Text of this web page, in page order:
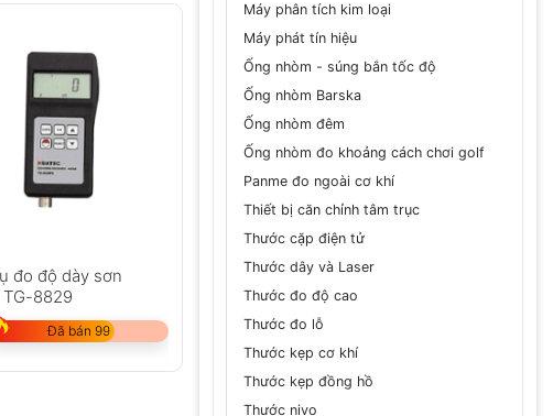
Máy phân tích kim loại
Máy phát tín hiệu
Ống nhòm - súng bắn tốc độ
Ống nhòm Barska
Ống nhòm đêm
Ống nhòm đo khoảng cách chơi golf
Panme đo ngoài cơ khí
Thiết bị căn chỉnh tâm trục
Thước cặp điện tử
Thước dây và Laser
Thước đo độ cao
Thước đo lỗ
Thước kẹp cơ khí
Thước kẹp đồng hồ
Thước nivo
đo độ dày sơn
8829
Đã bán 99